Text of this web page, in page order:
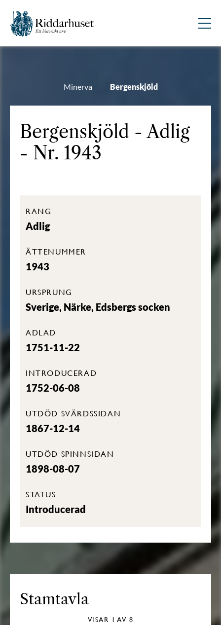
Minerva Bergenskjöld
Bergenskjöld - Adlig
- Nr. 1943
RANG
Adlig
ÄTTENUMMER
1943
URSPRUNG
Sverige, Närke, Edsbergs socken
ADLAD
1751-11-22
INTRODUCERAD
1752-06-08
UTDÖD SVÄRDSSIDAN
1867-12-14
UTDÖD SPINNSIDAN
1898-08-07
STATUS
Introducerad
Stamtavla
VISAR 1 AV 8